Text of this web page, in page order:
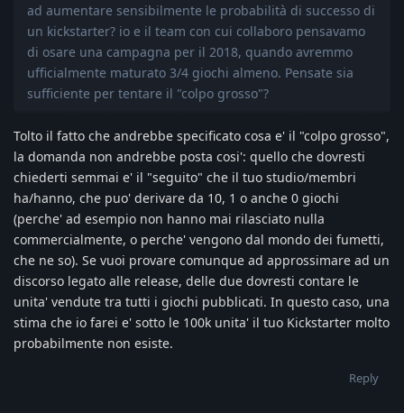
ad aumentare sensibilmente le probabilità di successo di
un kickstarter? io e il team con cui collaboro pensavamo
di osare una campagna per il 2018, quando avremmo
ufficialmente maturato 3/4 giochi almeno. Pensate sia
sufficiente per tentare il "colpo grosso"?
Tolto il fatto che andrebbe specificato cosa e' il "colpo grosso",
la domanda non andrebbe posta cosi': quello che dovresti
chiederti semmai e' il "seguito" che il tuo studio/membri
ha/hanno, che puo' derivare da 10, 1 o anche 0 giochi
(perche' ad esempio non hanno mai rilasciato nulla
commercialmente, o perche' vengono dal mondo dei fumetti,
che ne so). Se vuoi provare comunque ad approssimare ad un
discorso legato alle release, delle due dovresti contare le
unita' vendute tra tutti i giochi pubblicati. In questo caso, una
stima che io farei e' sotto le 100k unita' il tuo Kickstarter molto
probabilmente non esiste.
Reply